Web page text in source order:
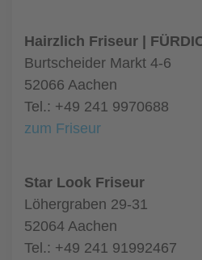
Hairzlich Friseur |
Burtscheider Markt 4-6
52066 Aachen
Tel.: +49 241 9970688
zum Friseur
Star Look Friseur
Löhergraben 29-31
52064 Aachen
Tel.: +49 241 91992467